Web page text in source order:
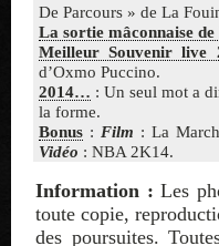
De Parcours » de La
La sortie mâconnaise de
Meilleur Souvenir live
d’Oxmo Puccino.
2014… : Un seul mot a
la forme.
Bonus : Film : La
Vidéo : NBA 2K14.
Information : Les
toute copie,
des poursuites.